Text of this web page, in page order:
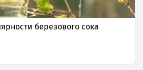
березового сока